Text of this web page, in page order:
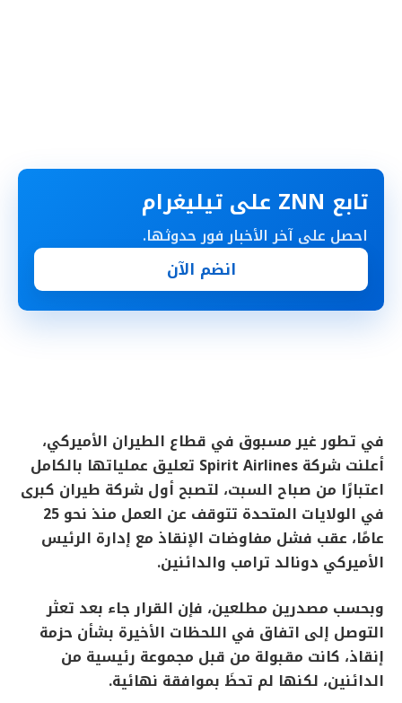
تابع ZNN على تيليغرام
احصل على آخر الأخبار فور حدوثها.
انضم الآن
في تطور غير مسبوق في قطاع الطيران الأميركي،
أعلنت شركة Spirit Airlines تعليق عملياتها بالكامل
اعتبارًا من صباح السبت، لتصبح أول شركة طيران كبرى
في الولايات المتحدة تتوقف عن العمل منذ نحو 25
عامًا، عقب فشل مفاوضات الإنقاذ مع إدارة الرئيس
الأميركي دونالد ترامب والدائنين.
وبحسب مصدرين مطلعين، فإن القرار جاء بعد تعثر
التوصل إلى اتفاق في اللحظات الأخيرة بشأن حزمة
إنقاذ، كانت مقبولة من قبل مجموعة رئيسية من
الدائنين، لكنها لم تحظَ بموافقة نهائية.